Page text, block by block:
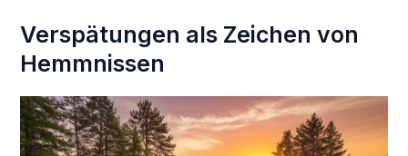
Verspätungen als Zeichen von
Hemmnissen